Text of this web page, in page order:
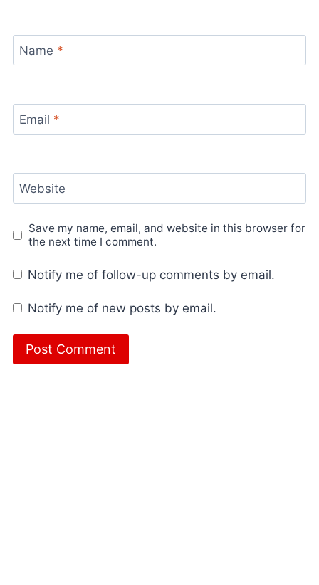
Name *
Email *
Website
Save my name, email, and website in this browser for
the next time I comment.
Notify me of follow-up comments by email.
Notify me of new posts by email.